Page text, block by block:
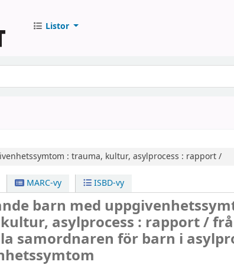
Listor
: trauma, kultur, asylprocess : rapport /
MARC-vy ISBD-vy
barn med
asylprocess : rapport /
samordnaren för barn i